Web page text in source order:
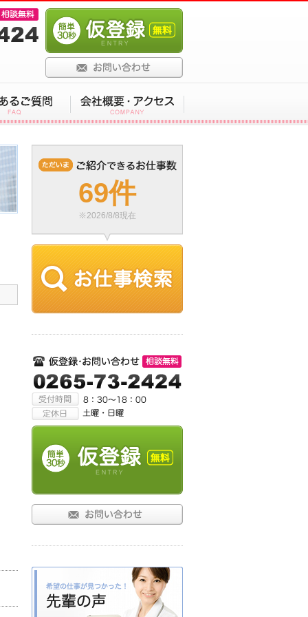
69件
※2026/8/8現在